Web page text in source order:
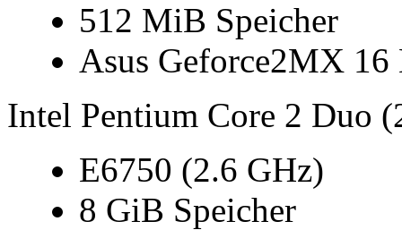
512 MiB Speicher
Asus Geforce2MX
Intel Pentium Core 2 Duo
E6750 (2.6 GHz)
8 GiB Speicher